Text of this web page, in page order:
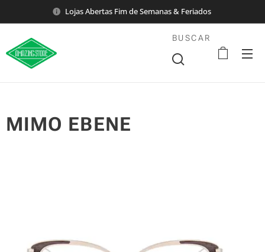
Lojas Abertas Fim de Semanas & Feriados
BUSCAR
MIMO EBENE